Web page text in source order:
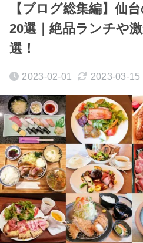
【ブログ総集編】仙
20選｜絶品ランチや
選！
2023-02-01 2023-03-15